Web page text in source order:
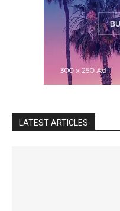
LATEST ARTICLES